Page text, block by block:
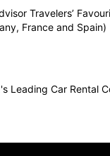
Travelers’
France and Spain)
Leading Car Rental